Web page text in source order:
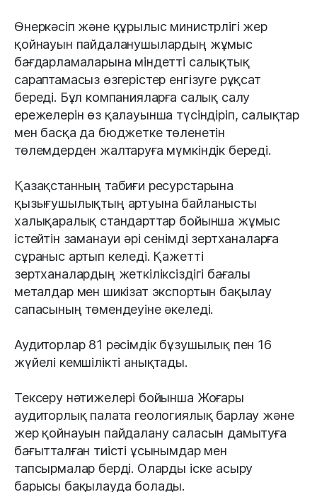
Өнеркәсіп және құрылыс министрлігі жер
қойнауын пайдаланушылардың жұмыс
бағдарламаларына міндетті салықтық
сараптамасыз өзгерістер енгізуге рұқсат
береді. Бұл компанияларға салық салу
ережелерін өз қалауынша түсіндіріп, салықтар
мен басқа да бюджетке төленетін
төлемдерден жалтаруға мүмкіндік береді.
Қазақстанның табиғи ресурстарына
қызығушылықтың артуына байланысты
халықаралық стандарттар бойынша жұмыс
істейтін заманауи әрі сенімді зертханаларға
сұраныс артып келеді. Қажетті
зертханалардың жеткіліксіздігі бағалы
металдар мен шикізат экспортын бақылау
сапасының төмендеуіне әкеледі.
Аудиторлар 81 рәсімдік бұзушылық пен 16
жүйелі кемшілікті анықтады.
Тексеру нәтижелері бойынша Жоғары
аудиторлық палата геологиялық барлау және
жер қойнауын пайдалану саласын дамытуға
бағытталған тиісті ұсынымдар мен
тапсырмалар берді. Оларды іске асыру
барысы бақылауда болады.